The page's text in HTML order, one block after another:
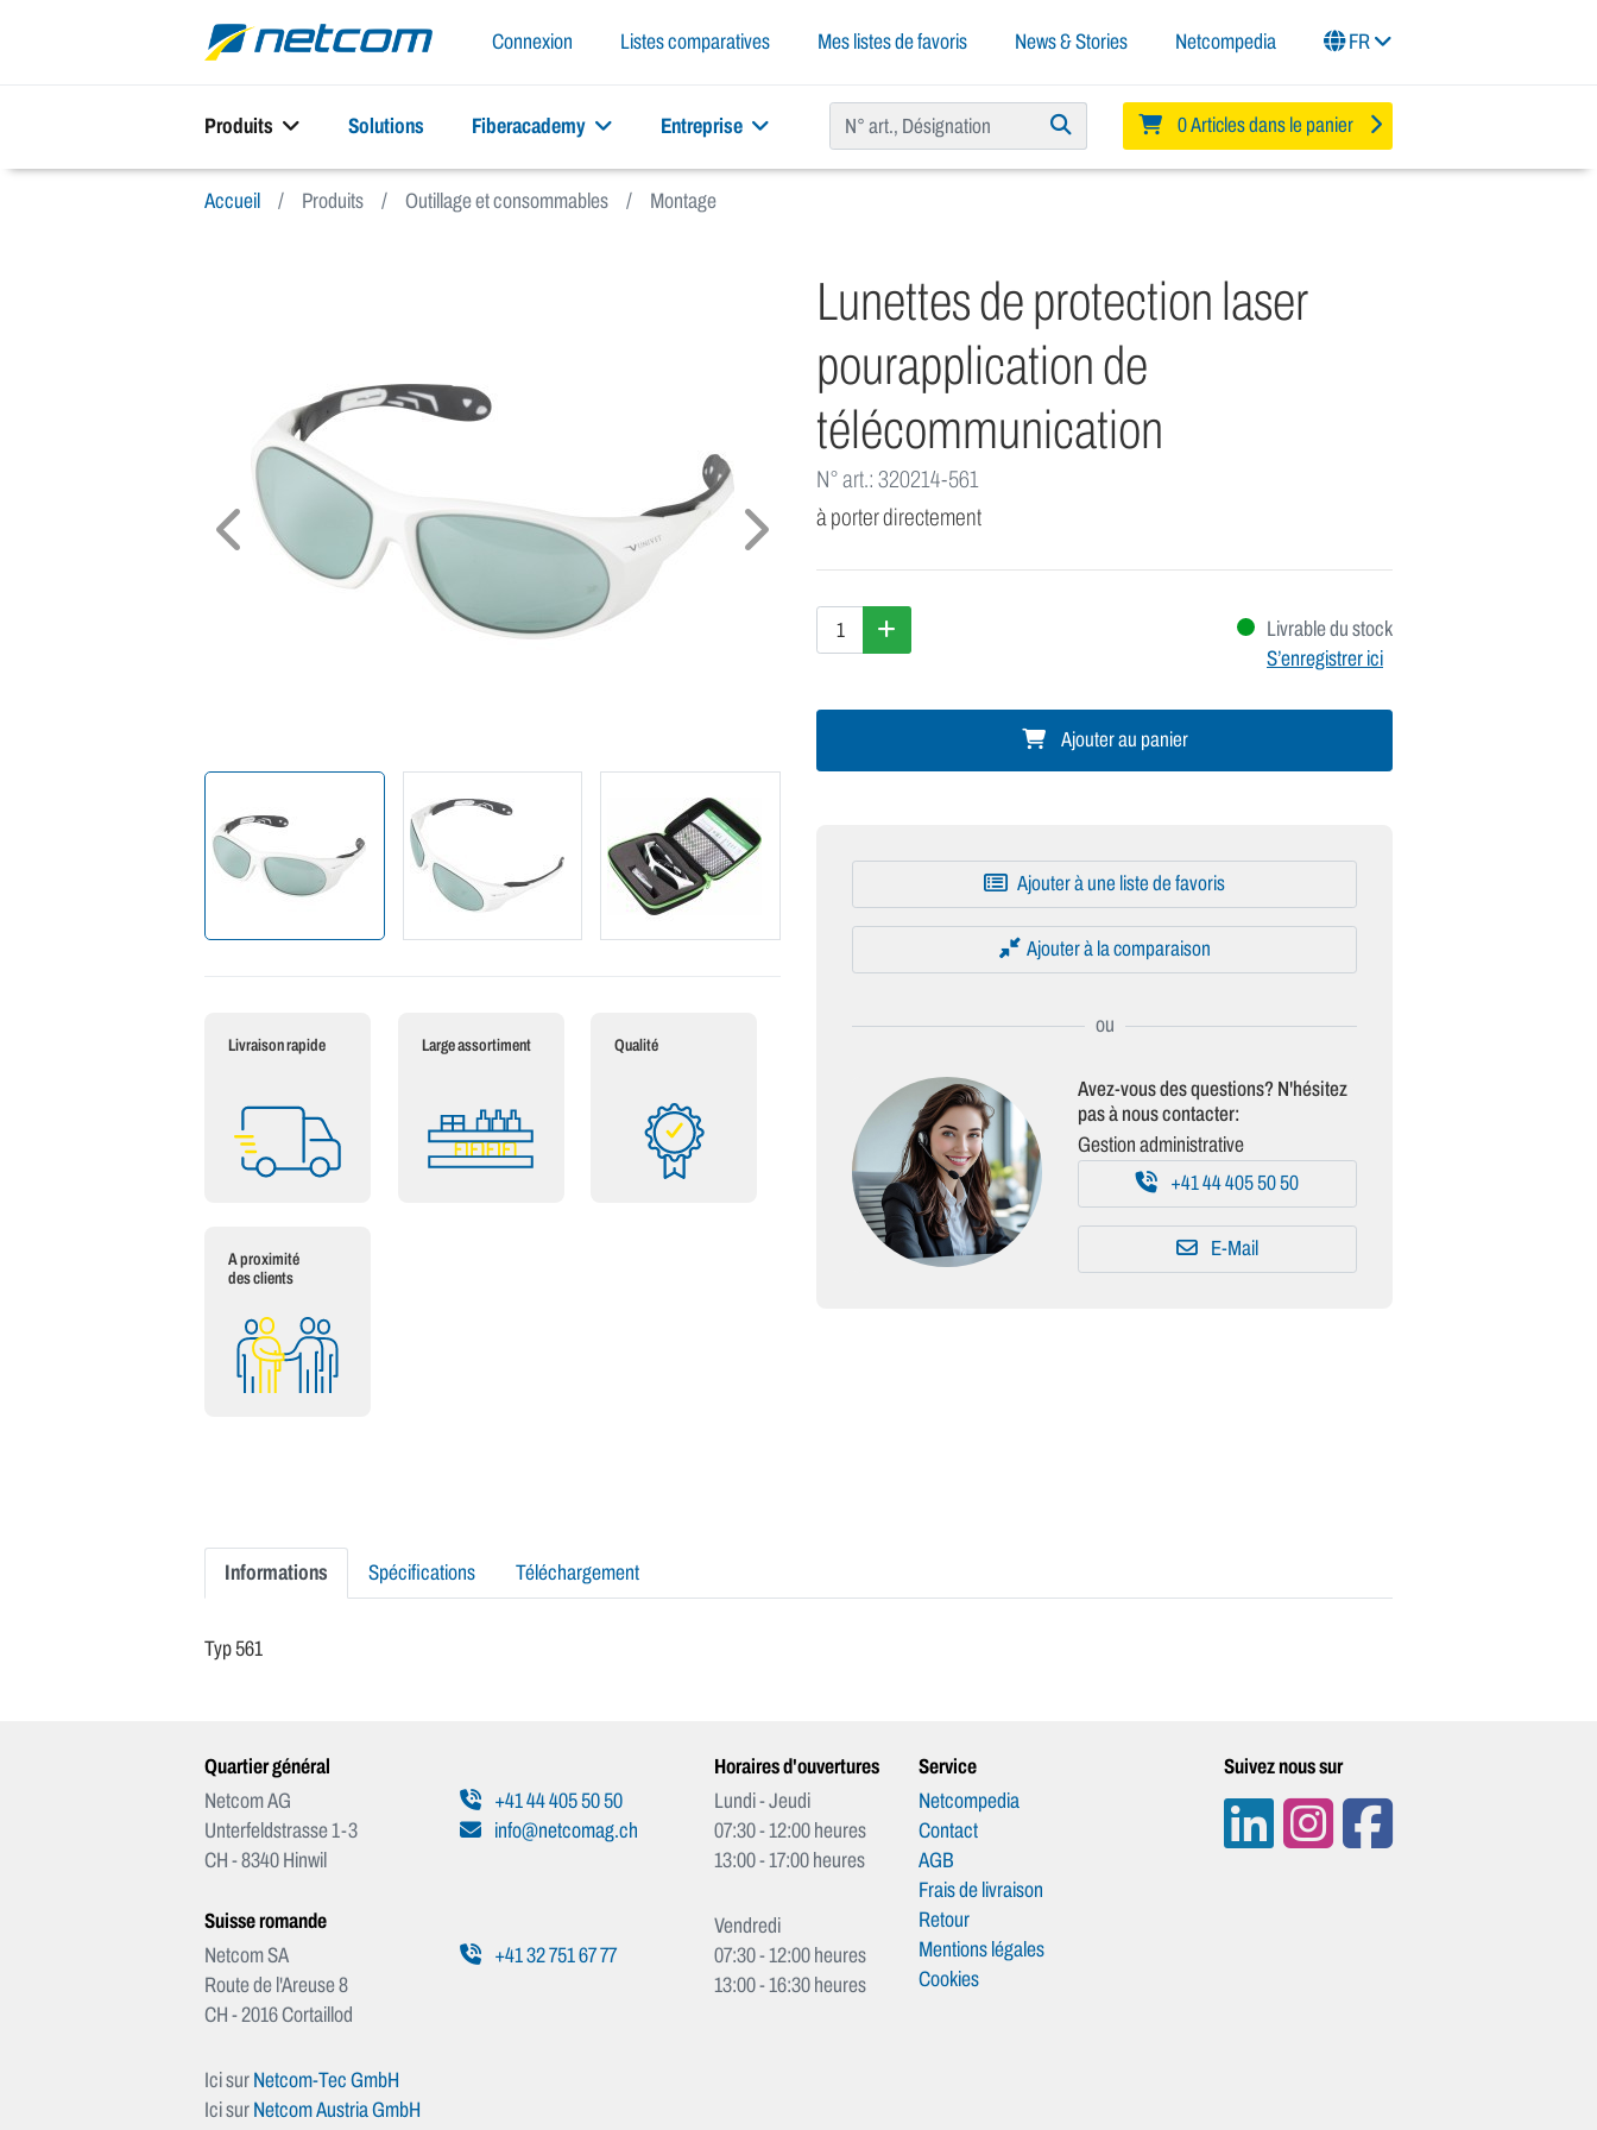
Connexion Listes comparatives Mes listes de favoris News & Stories Netcompedia FR
Produits Solutions Fiberacademy Entreprise 0 Articles dans le panier
Accueil Produits Outillage et consommables Montage
Livraison rapide Large assortiment Qualité
A proximité
des clients
Lunettes de protection laser
pourapplication de
télécommunication
N° art.: 320214-561
à porter directement
Livrable du stock
S’enregistrer ici
Ajouter au panier
Ajouter à une liste de favoris
Ajouter à la comparaison
Avez-vous des questions? N'hésitez
pas à nous contacter:
Gestion administrative
+41 44 405 50 50
E-Mail
Informations Spécifications Téléchargement
Typ 561
Quartier général
Netcom AG
Unterfeldstrasse 1-3
CH - 8340 Hinwil
+41 44 405 50 50
info@netcomag.ch
Suisse romande
Netcom SA
Route de l'Areuse 8
CH - 2016 Cortaillod
+41 32 751 67 77
Ici sur Netcom-Tec GmbH
Ici sur Netcom Austria GmbH
Horaires d'ouvertures
Lundi - Jeudi
07:30 - 12:00 heures
13:00 - 17:00 heures
Vendredi
07:30 - 12:00 heures
13:00 - 16:30 heures
Service
Netcompedia
Contact
AGB
Frais de livraison
Retour
Mentions légales
Cookies
Suivez nous sur